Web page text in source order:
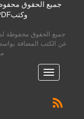
جميع الحقوق
وكتبPDF - موقع تحميل كتب PDF
جميع الحقوق محفوظة
عن الكتب المضافة
القائمه